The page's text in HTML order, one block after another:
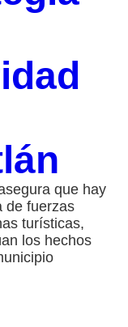
que hay
de fuerzas
turísticas,
los hechos